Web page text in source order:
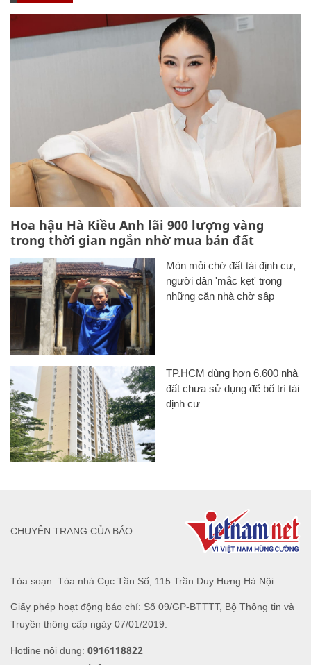
Hoa hậu Hà Kiều Anh lãi 900 lượng vàng
trong thời gian ngắn nhờ mua bán đất
Mòn mỏi chờ đất tái định cư,
người dân 'mắc kẹt' trong
những căn nhà chờ sập
TP.HCM dùng hơn 6.600 nhà
đất chưa sử dụng để bố trí tái
định cư
Tòa soạn: Tòa nhà Cục Tần Số, 115 Trần Duy Hưng Hà Nội
Giấy phép hoạt động báo chí: Số 09/GP-BTTTT, Bộ Thông tin và
Truyền thông cấp ngày 07/01/2019.
Hotline nội dung: 0916118822
CHUYÊN TRANG CỦA BÁO